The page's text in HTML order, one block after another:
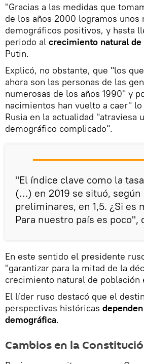
"Gracias a las medidas que
de los años 2000 logramos unos
demográficos positivos, y hasta
periodo al crecimiento natural de
Putin.
Explicó, no obstante, que "los
ahora son las personas de las
numerosas de los años 1990" y
nacimientos han vuelto a caer"
Rusia en la actualidad "atraviesa
demográfico complicado".
"El índice clave como la
(…) en 2019 se situó,
preliminares, en 1,5. ¿Si es
Para nuestro país es poco",
En este sentido el presidente
"garantizar para la mitad de la
crecimiento natural de población
El líder ruso destacó que el
perspectivas históricas
demográfica.
Cambios en la